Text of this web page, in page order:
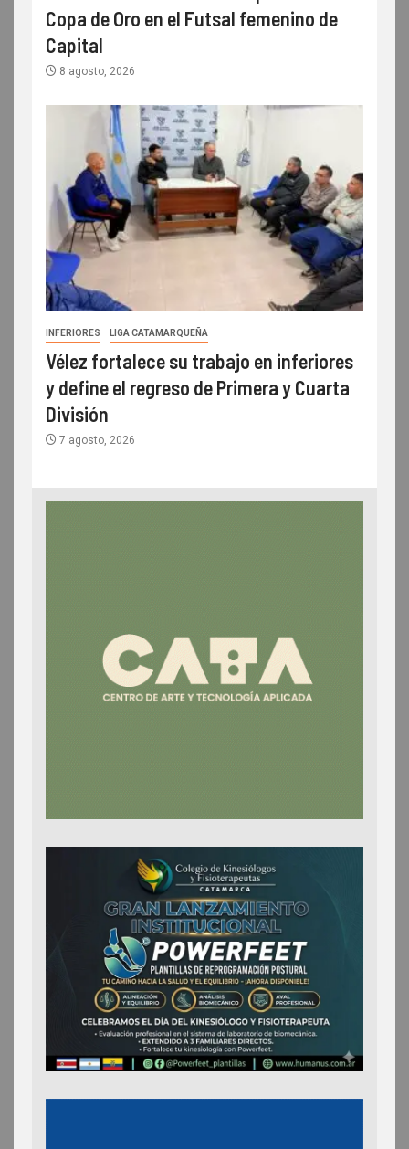
Copa de Oro en el Futsal femenino de
Capital
8 agosto, 2026
INFERIORES LIGA CATAMARQUEÑA
Vélez fortalece su trabajo en inferiores
y define el regreso de Primera y Cuarta
División
7 agosto, 2026